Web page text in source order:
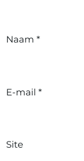
Naam *
E-mail *
Site